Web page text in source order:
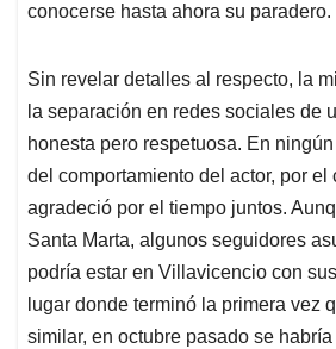
conocerse hasta ahora su paradero.
Sin revelar detalles al respecto, la
la separación en redes sociales de
honesta pero respetuosa. En
del comportamiento del actor, por el
agradeció por el tiempo juntos.
Santa Marta, algunos seguidores
podría estar en Villavicencio con
lugar donde terminó la primera vez
similar, en octubre pasado se